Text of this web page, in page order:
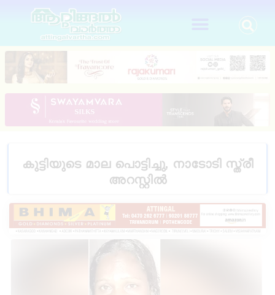
കുട്ടിയുടെ മാല പൊട്ടിച്ചു, നാടോടി സ്ത്രീ
അറസ്റ്റിൽ